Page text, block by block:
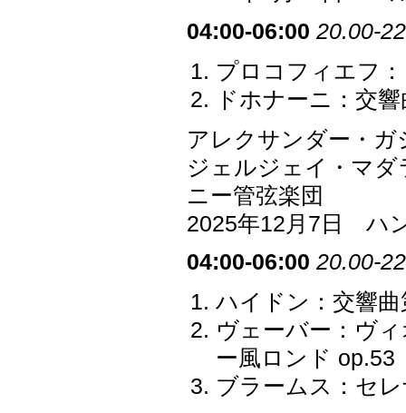
04:00-06:00 20.00-
プロコフィエフ
ドホナーニ：交
アレクサンダー・
ジェルジェイ・マ
ニー管弦楽団
2025年12月7日 ハ
04:00-06:00 20.00-
ハイドン：交響
ヴェーバー：ヴ
ー風ロンド op.53
ブラームス：セ